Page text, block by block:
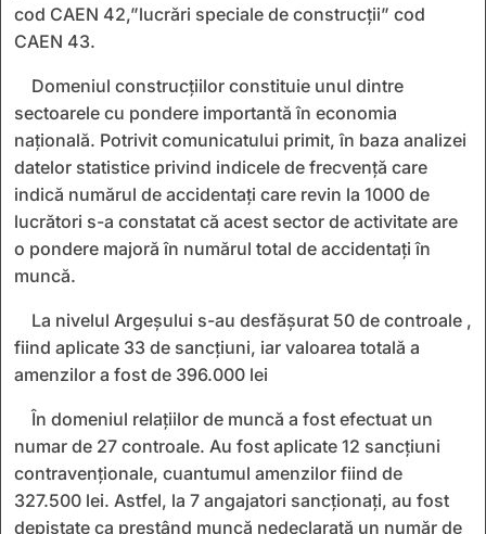
cod CAEN 42,”lucrări speciale de construcții” cod
CAEN 43.
Domeniul construcțiilor constituie unul dintre
sectoarele cu pondere importantă în economia
națională. Potrivit comunicatului primit, în baza analizei
datelor statistice privind indicele de frecvență care
indică numărul de accidentați care revin la 1000 de
lucrători s-a constatat că acest sector de activitate are
o pondere majoră în numărul total de accidentați în
muncă.
La nivelul Argeșului s-au desfășurat 50 de controale ,
fiind aplicate 33 de sancțiuni, iar valoarea totală a
amenzilor a fost de 396.000 lei
În domeniul relațiilor de muncă a fost efectuat un
numar de 27 controale. Au fost aplicate 12 sancțiuni
contravenționale, cuantumul amenzilor fiind de
327.500 lei. Astfel, la 7 angajatori sancționați, au fost
depistate ca prestând muncă nedeclarată un număr de